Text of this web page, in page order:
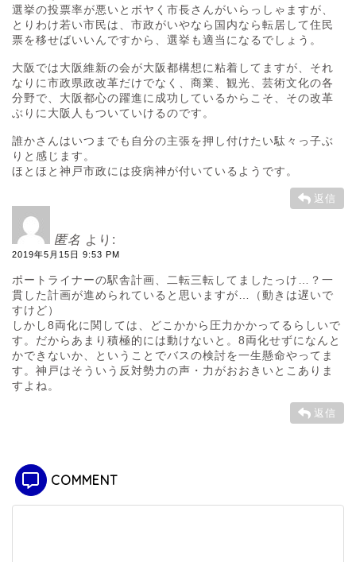
選挙の投票率が悪いとボヤく市長さんがいらっしゃますが、
とりわけ若い市民は、市政がいやなら国内なら転居して住民
票を移せばいいんですから、選挙も適当になるでしょう。
大阪では大阪維新の会が大阪都構想に粘着してますが、それ
なりに市政県政改革だけでなく、商業、観光、芸術文化の各
分野で、大阪都心の躍進に成功しているからこそ、その改革
ぶりに大阪人もついていけるのです。
誰かさんはいつまでも自分の主張を押し付けたい駄々っ子ぶ
りと感じます。
ほとほと神戸市政には疫病神が付いているようです。
返信
匿名 より:
2019年5月15日 9:53 PM
ポートライナーの駅舎計画、二転三転してましたっけ…？一
貫した計画が進められていると思いますが…（動きは遅いで
すけど）
しかし8両化に関しては、どこかから圧力かかってるらしいで
す。だからあまり積極的には動けないと。8両化せずになんと
かできないか、ということでバスの検討を一生懸命やってま
す。神戸はそういう反対勢力の声・力がおおきいとこありま
すよね。
返信
COMMENT